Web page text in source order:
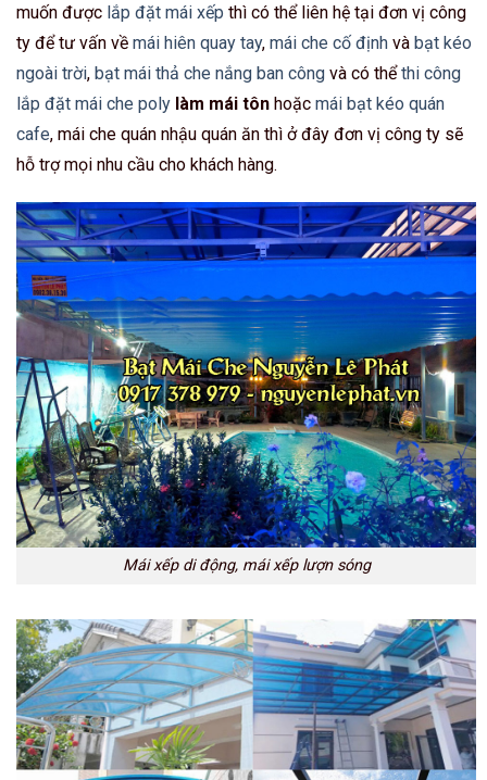
muốn được lắp đặt mái xếp thì có thể liên hệ tại đơn vị công
ty để tư vấn về mái hiên quay tay, mái che cố định và bạt kéo
ngoài trời, bạt mái thả che nắng ban công và có thểthi công
lắp đặt mái che poly làm mái tôn hoặc mái bạt kéo quán
cafe, mái che quán nhậu quán ăn thì ở đây đơn vị công ty sẽ
hỗ trợ mọi nhu cầu cho khách hàng.
Mái xếp di động, mái xếp lượn sóng